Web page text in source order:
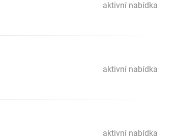
aktivní nabídka
aktivní nabídka
aktivní nabídka